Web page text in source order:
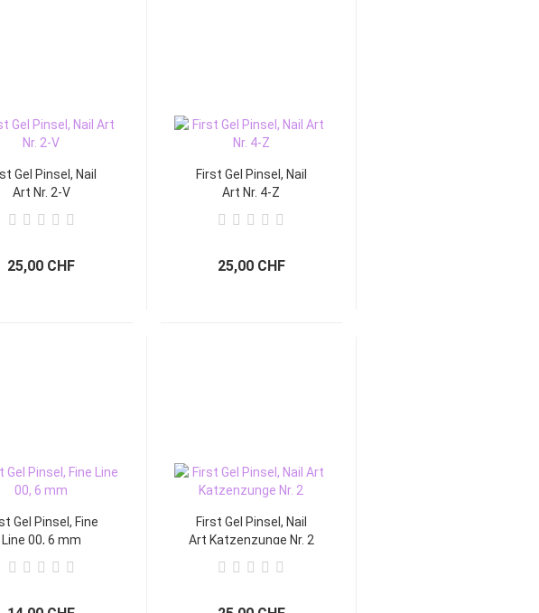
Gel Pinsel, Nail
Art Nr. 2-V
25,00 CHF
First Gel Pinsel, Nail
Art Nr. 4-Z
25,00 CHF
Gel Pinsel, Fine
Line 00, 6 mm
First Gel Pinsel, Nail
Art Katzenzunge Nr. 2